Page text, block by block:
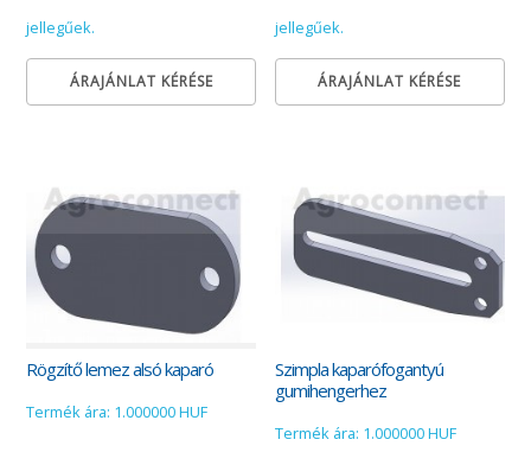
jellegűek.
ÁRAJÁNLAT KÉRÉSE
jellegűek.
ÁRAJÁNLAT KÉRÉSE
Rögzítő lemez alsó kaparó
Termék ára: 1.000000 HUF
Szimpla kaparófogantyú
gumihengerhez
Termék ára: 1.000000 HUF